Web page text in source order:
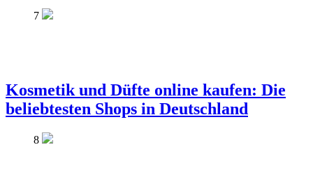
7
Kosmetik und Düfte online kaufen: Die
beliebtesten Shops in Deutschland
8